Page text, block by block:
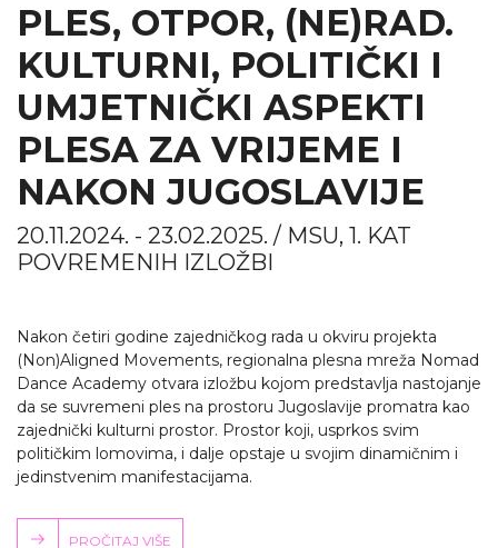
PLES, OTPOR, (NE)RAD.
KULTURNI, POLITIČKI I
UMJETNIČKI ASPEKTI
PLESA ZA VRIJEME I
NAKON JUGOSLAVIJE
20.11.2024. - 23.02.2025. / MSU, 1. KAT
POVREMENIH IZLOŽBI
Nakon četiri godine zajedničkog rada u okviru projekta
(Non)Aligned Movements, regionalna plesna mreža Nomad
Dance Academy otvara izložbu kojom predstavlja nastojanje
da se suvremeni ples na prostoru Jugoslavije promatra kao
zajednički kulturni prostor. Prostor koji, usprkos svim
političkim lomovima, i dalje opstaje u svojim dinamičnim i
jedinstvenim manifestacijama.
PROČITAJ VIŠE